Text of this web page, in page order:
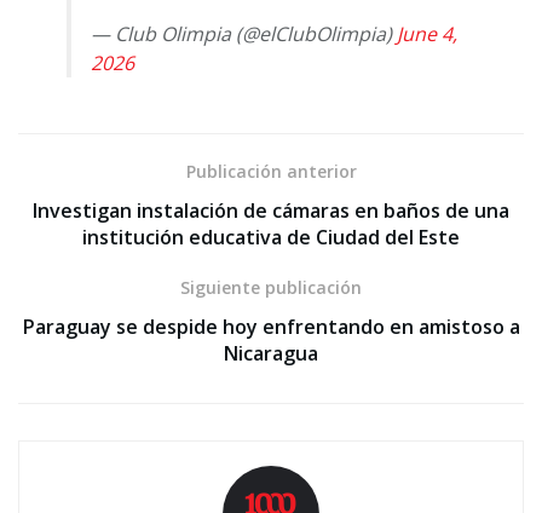
— Club Olimpia (@elClubOlimpia)June 4,
2026
Publicación anterior
Investigan instalación de cámaras en baños de una
institución educativa de Ciudad del Este
Siguiente publicación
Paraguay se despide hoy enfrentando en amistoso a
Nicaragua